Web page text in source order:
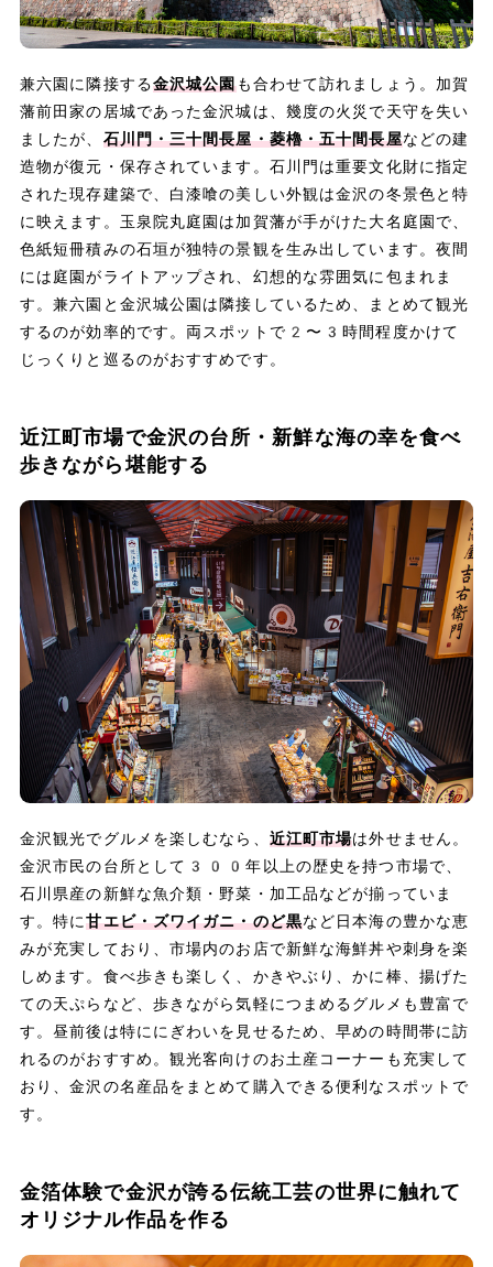
兼六園に隣接する金沢城公園も合わせて訪れましょう。加賀
藩前田家の居城であった金沢城は、幾度の火災で天守を失い
ましたが、 石川門・三十間長屋・菱櫓・五十間長屋などの建
造物が復元・保存されています。石川門は重要文化財に指定
された現存建築で、白漆喰の美しい外観は金沢の冬景色と特
に映えます。玉泉院丸庭園は加賀藩が手がけた大名庭園で、
色紙短冊積みの石垣が独特の景観を生み出しています。夜間
には庭園がライトアップされ、幻想的な雰囲気に包まれま
す。兼六園と金沢城公園は隣接しているため、まとめて観光
するのが効率的です。両スポットで2〜3時間程度かけて
じっくりと巡るのがおすすめです。
近江町市場で金沢の台所・新鮮な海の幸を食べ
歩きながら堪能する
金沢観光でグルメを楽しむなら、 近江町市場は外せません。
金沢市民の台所として300年以上の歴史を持つ市場で、
石川県産の新鮮な魚介類・野菜・加工品などが揃っていま
す。特に甘エビ・ズワイガニ・のど黒など日本海の豊かな恵
みが充実しており、市場内のお店で新鮮な海鮮丼や刺身を楽
しめます。食べ歩きも楽しく、かきやぶり、かに棒、揚げた
ての天ぷらなど、歩きながら気軽につまめるグルメも豊富で
す。昼前後は特ににぎわいを見せるため、早めの時間帯に訪
れるのがおすすめ。観光客向けのお土産コーナーも充実して
おり、金沢の名産品をまとめて購入できる便利なスポットで
す。
金箔体験で金沢が誇る伝統工芸の世界に触れて
オリジナル作品を作る